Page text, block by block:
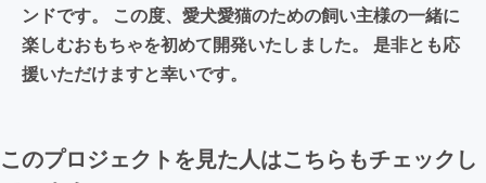
ンドです。 この度、愛犬愛猫のための飼い主様の一緒に
楽しむおもちゃを初めて開発いたしました。 是非とも応
援いただけますと幸いです。
このプロジェクトを見た人はこちらもチェックし